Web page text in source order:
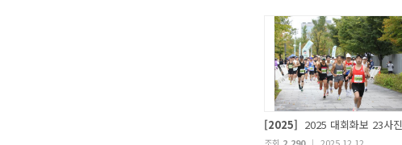
[2025] 2025 대회화보 23사진